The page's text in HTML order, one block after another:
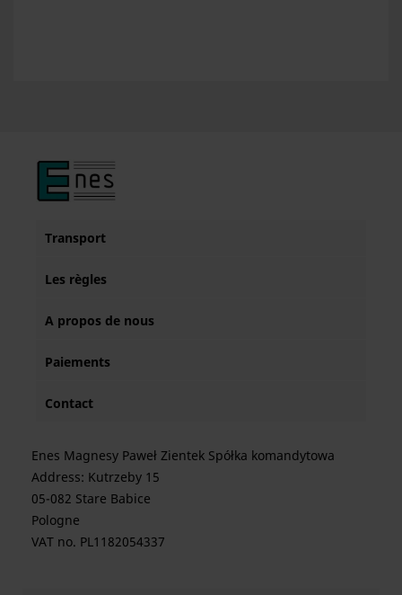
Transport
Les règles
A propos de nous
Paiements
Contact
Enes Magnesy Paweł Zientek Spółka komandytowa
Address: Kutrzeby 15
05-082 Stare Babice
Pologne
VAT no. PL1182054337